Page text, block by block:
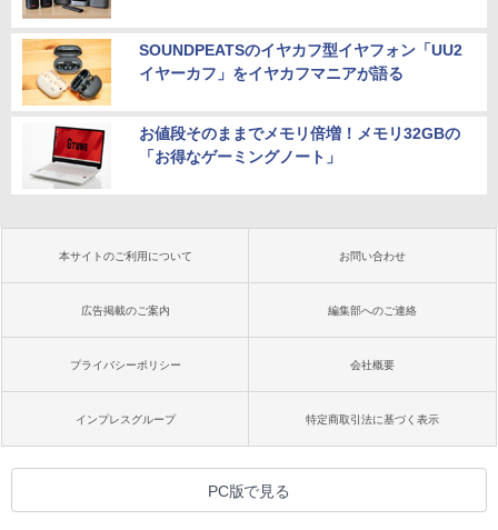
SOUNDPEATSのイヤカフ型イヤフォン「UU2
イヤーカフ」をイヤカフマニアが語る
お値段そのままでメモリ倍増！メモリ32GBの
「お得なゲーミングノート」
本サイトのご利用について お問い合わせ
広告掲載のご案内 編集部へのご連絡
プライバシーポリシー 会社概要
インプレスグループ 特定商取引法に基づく表示
PC版で見る